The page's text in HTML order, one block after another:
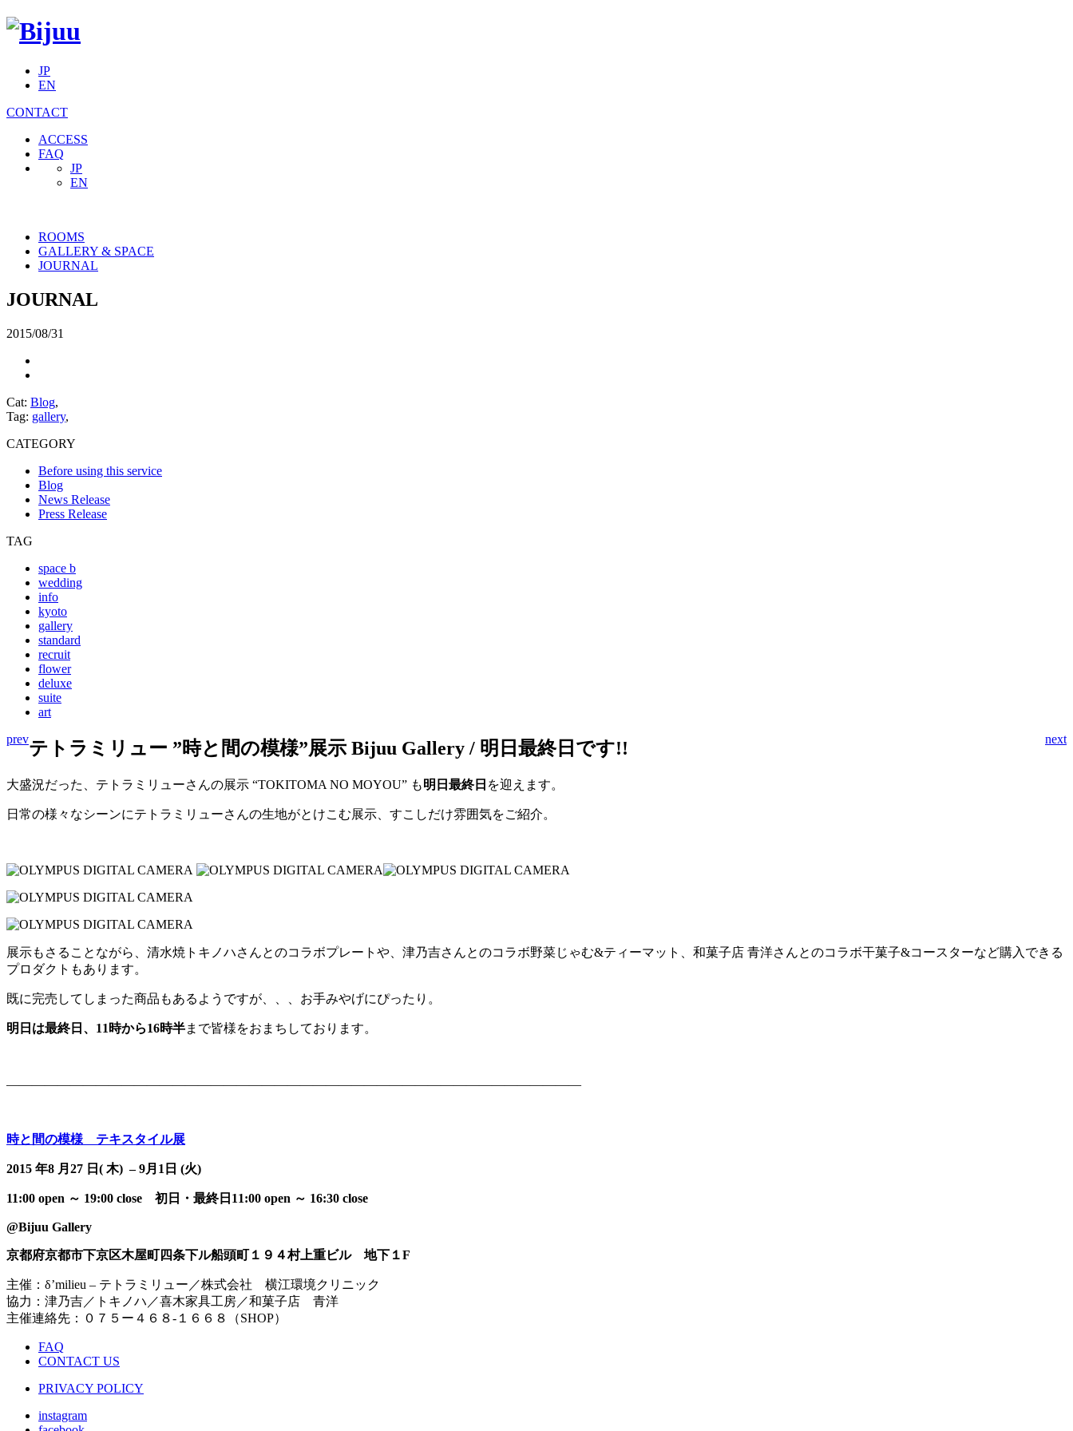
JP
EN
CONTACT
ACCESS
FAQ
JP
EN
ROOMS
GALLERY & SPACE
JOURNAL
JOURNAL
2015/08/31
Cat: Blog,
Tag: gallery,
CATEGORY
Before using this service
Blog
News Release
Press Release
TAG
space b
wedding
info
kyoto
gallery
standard
recruit
flower
deluxe
suite
art
prev
next
テトラミリュー ”時と間の模様”展示 Bijuu Gallery / 明日最終日です!!
大盛況だった、テトラミリューさんの展示 “TOKITOMA NO MOYOU” も明日最終日 を迎えます。
日常の様々なシーンにテトラミリューさんの生地がとけこむ展示、すこしだけ雰囲気をご紹介。
展示もさることながら、清水焼トキノハさんとのコラボプレートや、津乃吉さんとのコラボ野菜じゃむ&ティーマット、和菓子店 青洋さんとのコラボ干菓子&コースターなど購入できる
プロダクトもあります。
既に完売してしまった商品もあるようですが、、、お手みやげにぴったり。
明日は最終日、11時から16時半まで皆様をおまちしております。
—————————————————————————————————————————————
時と間の模様 テキスタイル展
2015 年8 月27 日( 木) – 9月1日 (火)
11:00 open ～ 19:00 close 初日・最終日11:00 open ～ 16:30 close
@Bijuu Gallery
京都府京都市下京区木屋町四条下ル船頭町１９４村上重ビル 地下１F
主催：δ’milieu – テトラミリュー／株式会社 横江環境クリニック
協力：津乃吉／トキノハ／喜木家具工房／和菓子店 青洋
主催連絡先：０７５ー４６８-１６６８（SHOP）
FAQ
CONTACT US
PRIVACY POLICY
instagram